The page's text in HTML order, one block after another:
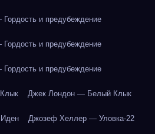
и предубеждение
и предубеждение
и предубеждение
Джек Лондон — Белый Клык
Джозеф Хеллер — Уловка-22